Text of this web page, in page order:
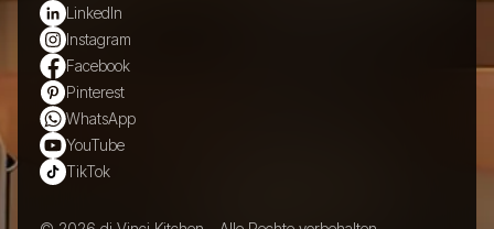
LinkedIn
Instagram
Facebook
Pinterest
WhatsApp
YouTube
TikTok